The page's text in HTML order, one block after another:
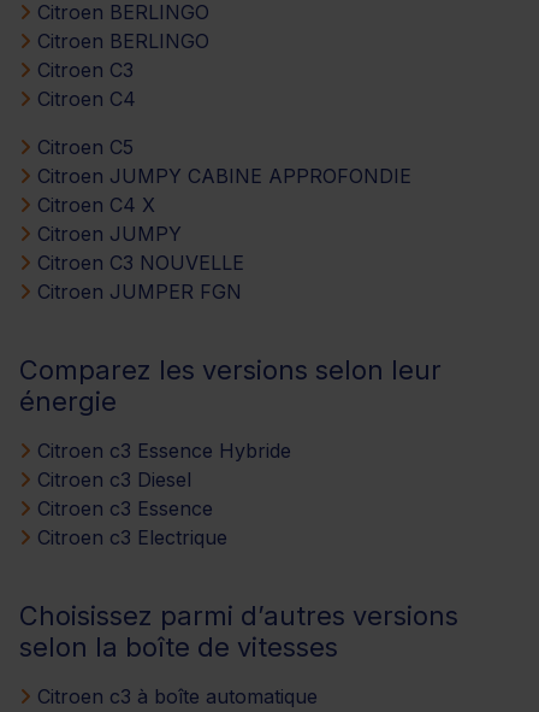
Citroen BERLINGO
Citroen BERLINGO
Citroen C3
Citroen C4
Citroen C5
Citroen JUMPY CABINE APPROFONDIE
Citroen C4 X
Citroen JUMPY
Citroen C3 NOUVELLE
Citroen JUMPER FGN
Comparez les versions selon leur
énergie
Citroen c3 Essence Hybride
Citroen c3 Diesel
Citroen c3 Essence
Citroen c3 Electrique
Choisissez parmi d’autres versions
selon la boîte de vitesses
Citroen c3 à boîte automatique